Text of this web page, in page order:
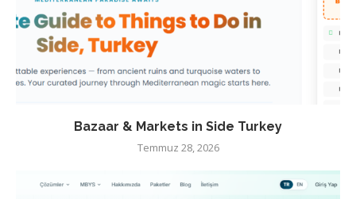
Bazaar & Markets in Side Turkey
Temmuz 28, 2026